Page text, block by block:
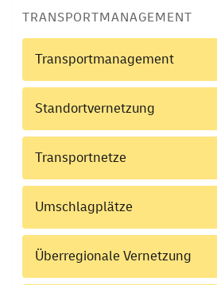
TRANSPORTMANAGEMENT
Transportmanagement
Standortvernetzung
Transportnetze
Umschlagplätze
Überregionale Vernetzung